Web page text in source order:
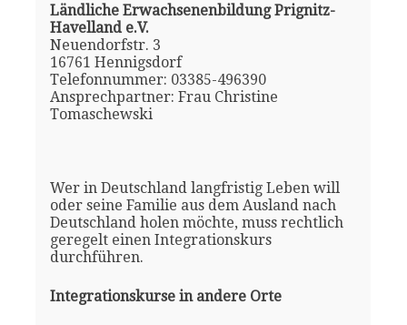
Ländliche Erwachsenenbildung Prignitz-
Havelland e.V.
Neuendorfstr. 3
16761 Hennigsdorf
Telefonnummer: 03385-496390
Ansprechpartner: Frau Christine
Tomaschewski
Wer in Deutschland langfristig Leben will
oder seine Familie aus dem Ausland nach
Deutschland holen möchte, muss rechtlich
geregelt einen Integrationskurs
durchführen.
Integrationskurse in andere Orte